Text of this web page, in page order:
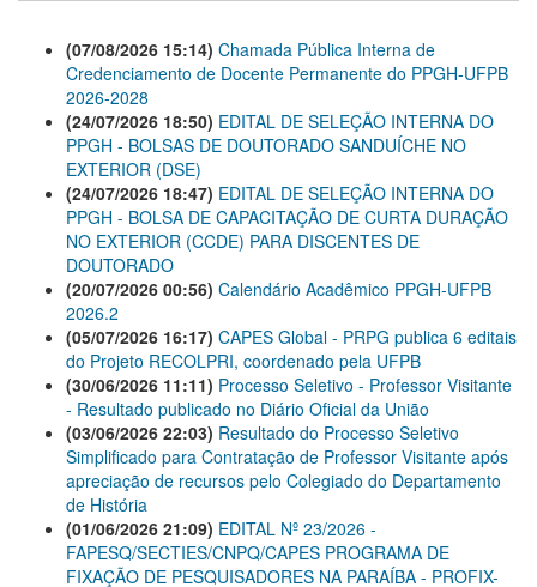
(07/08/2026 15:14) Chamada Pública Interna de
Credenciamento de Docente Permanente do PPGH-UFPB
2026-2028
(24/07/2026 18:50) EDITAL DE SELEÇÃO INTERNA DO
PPGH - BOLSAS DE DOUTORADO SANDUÍCHE NO
EXTERIOR (DSE)
(24/07/2026 18:47) EDITAL DE SELEÇÃO INTERNA DO
PPGH - BOLSA DE CAPACITAÇÃO DE CURTA DURAÇÃO
NO EXTERIOR (CCDE) PARA DISCENTES DE
DOUTORADO
(20/07/2026 00:56) Calendário Acadêmico PPGH-UFPB
2026.2
(05/07/2026 16:17) CAPES Global - PRPG publica 6 editais
do Projeto RECOLPRI, coordenado pela UFPB
(30/06/2026 11:11) Processo Seletivo - Professor Visitante
- Resultado publicado no Diário Oficial da União
(03/06/2026 22:03) Resultado do Processo Seletivo
Simplificado para Contratação de Professor Visitante após
apreciação de recursos pelo Colegiado do Departamento
de História
(01/06/2026 21:09) EDITAL Nº 23/2026 -
FAPESQ/SECTIES/CNPQ/CAPES PROGRAMA DE
FIXAÇÃO DE PESQUISADORES NA PARAÍBA - PROFIX-